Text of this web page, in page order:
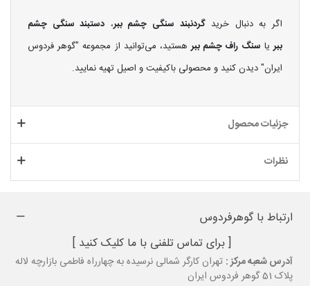
اگر به دنبال خریدگردنبند سنگی چشم ببر، دستبند سنگی چشم
ببریا سنگ راف چشم ببرهستید، می‌توانید از مجموعه "گوهر فردوس
ایران" دیدن کنید و محصولی باکیفیت و اصیل تهیه نمایید.
جزئیات محصول
نظرات
ارتباط با گوهرفردوس
[ برای تماس تلفنی با ما کلیک کنید ]
آدرس شعبه مرکز : تهران کارگر شمالی نرسیده به چهارراه فاطمی بازارچه لاله
پلاک 51 گوهر فردوس ایران